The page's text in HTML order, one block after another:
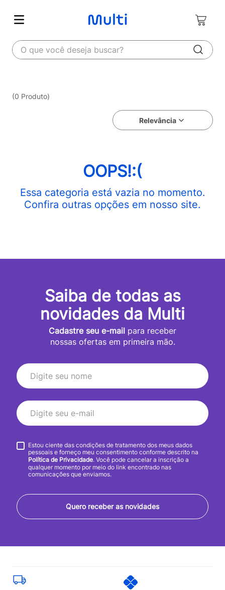
O que você deseja buscar?
0 Produto
Relevância
OOPS!
Saiba de todas as
novidades da Multi
Cadastre seu e-mail para receber
nossas ofertas em primeira mão.
Quero receber as novidades
Estou ciente das condições de tratamento dos meus dados
pessoais e forneço meu consentimento conforme descrito na
Política de Privacidade. Você pode cancelar a inscrição a
qualquer momento por meio do link encontrado nas
comunicações que enviamos.